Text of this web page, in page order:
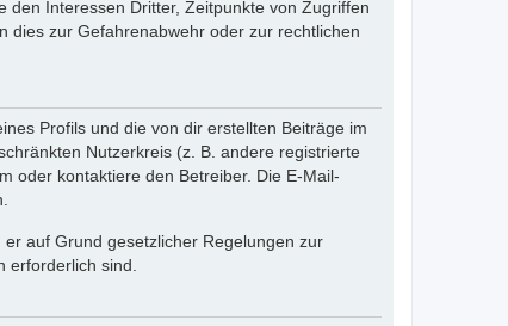
den Interessen Dritter, Zeitpunkte von Zugriffen
dies zur Gefahrenabwehr oder zur rechtlichen
Profils und die von dir erstellten Beiträge im
Nutzerkreis (z. B. andere registrierte
oder kontaktiere den Betreiber. Die E-Mail-
auf Grund gesetzlicher Regelungen zur
sind.